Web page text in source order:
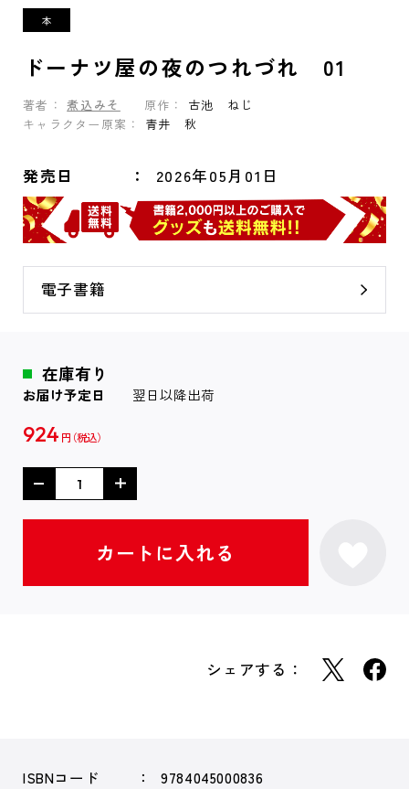
ドーナツ屋の夜のつれづれ 01
著者： 煮込みそ 原作：
古池 ねじ
キャラクター原案：
青井 秋
発売日 2026年05月01日
電子書籍
在庫有り
お届け予定日 翌日以降出荷
924 円
シェアする：
ISBNコード
9784045000836